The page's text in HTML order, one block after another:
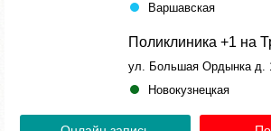
Варшавская
Поликлиника +1 на
ул. Большая Ордынка д.
Новокузнецкая